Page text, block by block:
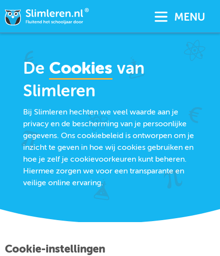
MENU
De Cookies van
Slimleren
Bij Slimleren hechten we veel waarde aan je
privacy en de bescherming van je persoonlijke
gegevens. Ons cookiebeleid is ontworpen om je
inzicht te geven in hoe wij cookies gebruiken en
hoe je zelf je cookievoorkeuren kunt beheren.
Hiermee zorgen we voor een transparante en
veilige online ervaring.
Cookie-instellingen